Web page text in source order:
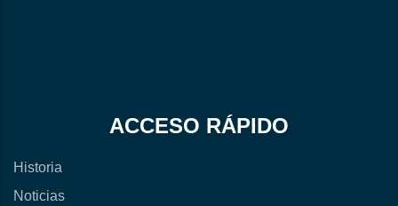
ACCESO RÁPIDO
Historia
Noticias